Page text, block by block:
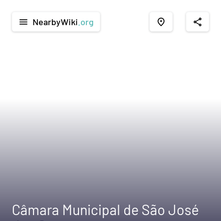
menu NearbyWiki .org place share
Câmara Municipal de São José